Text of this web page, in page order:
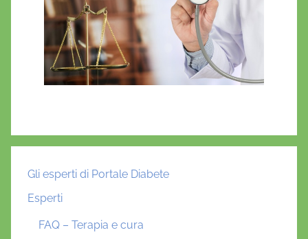
Gli esperti di Portale Diabete
Esperti
FAQ – Terapia e cura